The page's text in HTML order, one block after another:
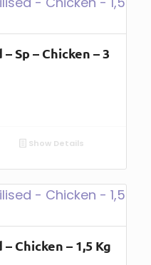
Sp – Chicken – 3
Show Details
Chicken – 1,5 Kg